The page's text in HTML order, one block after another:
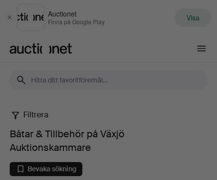
Stäng
Auctionet
Finns på Google Play Visa
Båtar
Tillbehör
Filtrera
Båtar & Tillbehör på Växjö
Auktionskammare
Bevaka sökning